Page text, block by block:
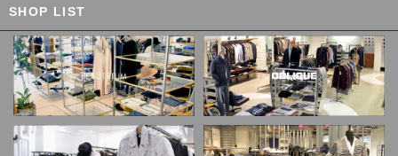
SHOP LIST